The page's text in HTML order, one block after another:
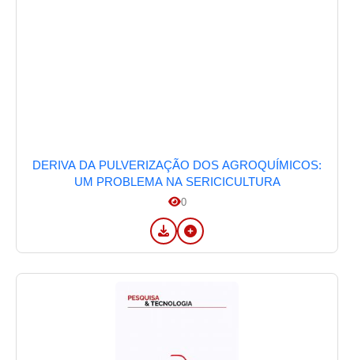
DERIVA DA PULVERIZAÇÃO DOS AGROQUÍMICOS:
UM PROBLEMA NA SERICICULTURA
0